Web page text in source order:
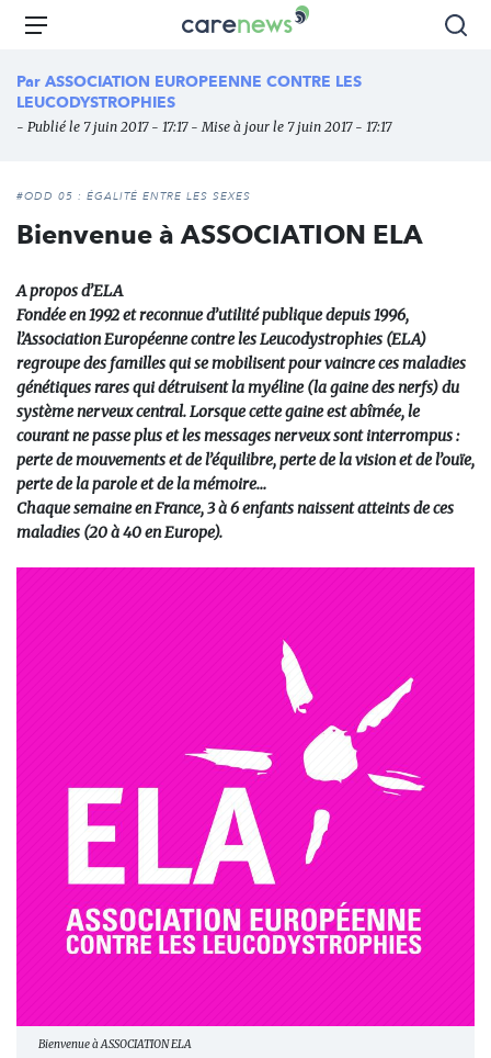
Aller
principal
Carenews,
média
acteurs
Menu
Par ASSOCIATION EUROPEENNE CONTRE LES
LEUCODYSTROPHIES
- Publié le 7 juin 2017 - 17:17 - Mise à jour le 7 juin 2017 - 17:17
#ODD 05 : ÉGALITÉ ENTRE LES SEXES
Bienvenue à ASSOCIATION ELA
A propos d’ELA
Fondée en 1992 et reconnue d’utilité publique depuis 1996,
l’Association Européenne contre les Leucodystrophies (ELA)
regroupe des familles qui se mobilisent pour vaincre ces maladies
génétiques rares qui détruisent la myéline (la gaine des nerfs) du
système nerveux central. Lorsque cette gaine est abîmée, le
courant ne passe plus et les messages nerveux sont interrompus :
perte de mouvements et de l’équilibre, perte de la vision et de l’ouïe,
perte de la parole et de la mémoire…
Chaque semaine en France, 3 à 6 enfants naissent atteints de ces
maladies (20 à 40 en Europe).
Bienvenue à ASSOCIATION ELA